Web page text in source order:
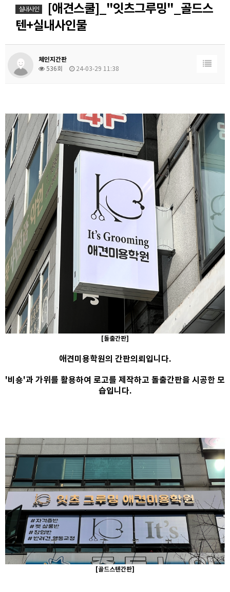
실내사인
[애견스쿨]_"잇츠그루밍"_골드스
텐+실내사인물
체인지간판
536회
24-03-29 11:38
[돌출간판]
애견미용학원의 간판의뢰입니다.
'비숑'과 가위를 활용하여 로고를 제작하고 돌출간판을 시공한 모
습입니다.
[골드스텐간판]